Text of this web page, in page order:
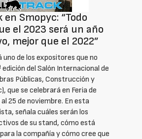
Smopyc: “Todo
el 2023 será un año
mejor que el 2022”
de los expositores que no
del Salón Internacional de
Públicas, Construcción y
que se celebrará en Feria de
25 de noviembre. En esta
señala cuáles serán los
de su stand, cómo está
la compañía y cómo cree que